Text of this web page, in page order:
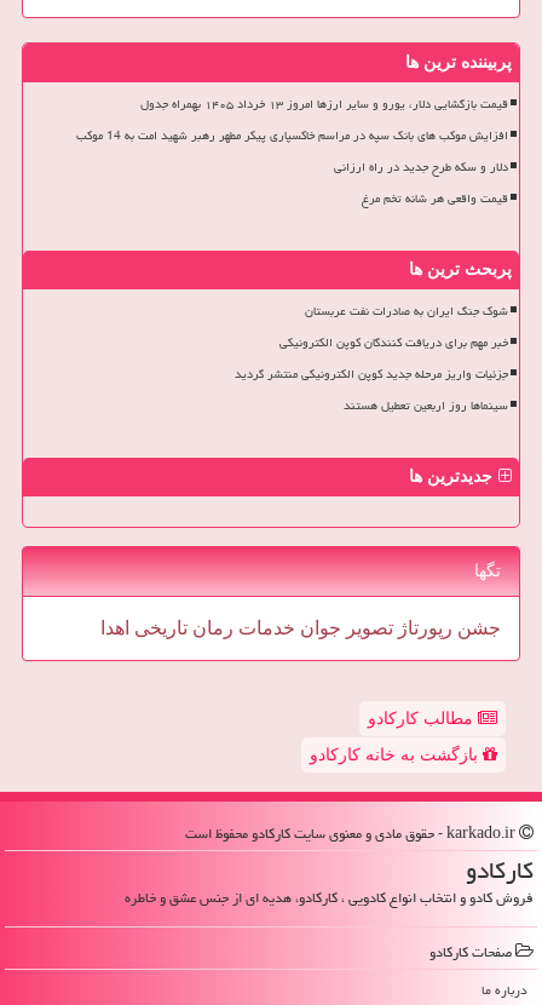
پربیننده ترین ها
قیمت بازگشایی دلار، یورو و سایر ارزها امروز ۱۳ خرداد ۱۴۰۵ بهمراه جدول
افزایش موکب های بانک سپه در مراسم خاکسپاری پیکر مطهر رهبر شهید امت به 14 موکب
دلار و سکه طرح جدید در راه ارزانی
قیمت واقعی هر شانه تخم مرغ
پربحث ترین ها
شوک جنگ ایران به صادرات نفت عربستان
خبر مهم برای دریافت کنندگان کوپن الکترونیکی
جزئیات واریز مرحله جدید کوپن الکترونیکی منتشر گردید
سینماها روز اربعین تعطیل هستند
جدیدترین ها
تگها
جشن رپورتاژ تصویر جوان خدمات رمان تاریخی اهدا
مطالب کارکادو
بازگشت به خانه کارکادو
كاركادو
فروش کادو و انتخاب انواع کادویی ، کارکادو، هدیه ای از جنس عشق و خاطره
صفحات كاركادو
درباره ما